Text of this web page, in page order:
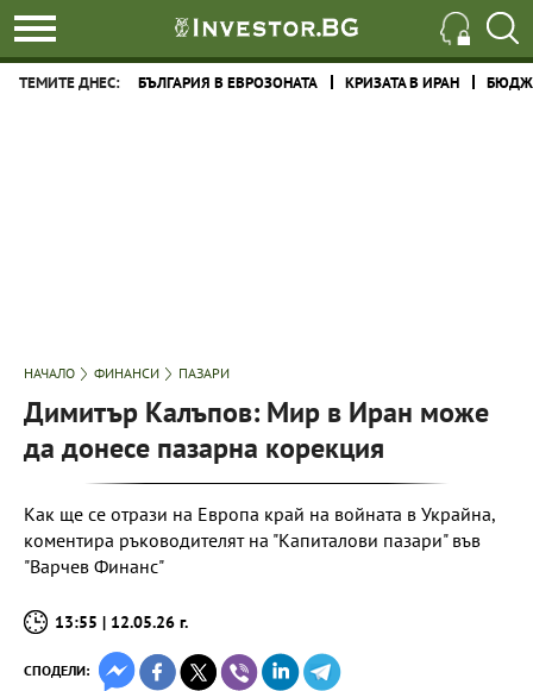
ТЕМИТЕ ДНЕС: БЪЛГАРИЯ В ЕВРОЗОНАТА КРИЗАТА В ИРАН
НАЧАЛО ФИНАНСИ ПАЗАРИ
Димитър Калъпов: Мир в Иран може
да донесе пазарна корекция
Как ще се отрази на Европа край на войната в Украйна,
коментира ръководителят на "Капиталови пазари" във
"Варчев Финанс"
13:55 | 12.05.26 г.
СПОДЕЛИ: